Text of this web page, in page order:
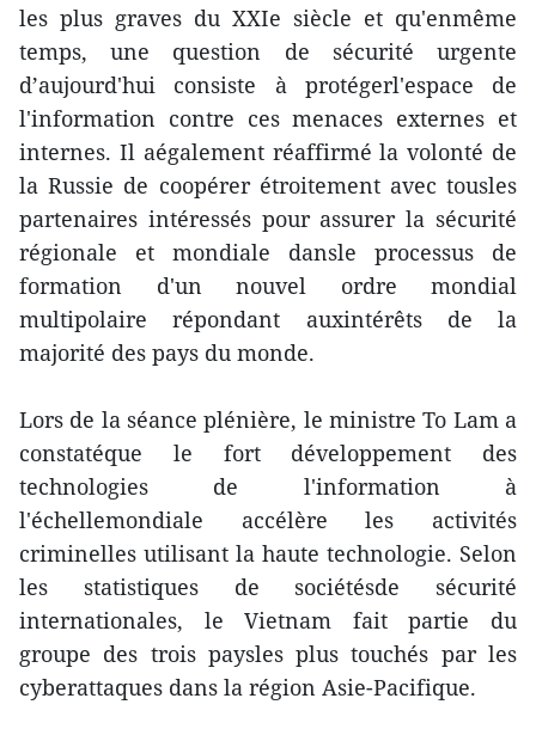
les plus graves du XXIe siècle et qu'enmême
temps, une question de sécurité urgente
d’aujourd'hui consiste à protégerl'espace de
l'information contre ces menaces externes et
internes. Il aégalement réaffirmé la volonté de
la Russie de coopérer étroitement avec tousles
partenaires intéressés pour assurer la sécurité
régionale et mondiale dansle processus de
formation d'un nouvel ordre mondial
multipolaire répondant auxintérêts de la
majorité des pays du monde.
Lors de la séance plénière, le ministre To Lam a
constatéque le fort développement des
technologies de l'information à
l'échellemondiale accélère les activités
criminelles utilisant la haute technologie. Selon
les statistiques de sociétésde sécurité
internationales, le Vietnam fait partie du
groupe des trois paysles plus touchés par les
cyberattaques dans la région Asie-Pacifique.